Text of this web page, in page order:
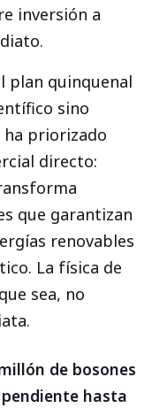
inversión a
plan quinquenal
sino
ha priorizado
directo:
que garantizan
renovables
La física de
sea, no
de bosones
hasta